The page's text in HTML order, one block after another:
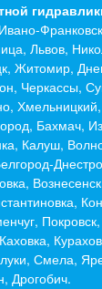
Львов,
Житомир,
Черкассы,
Бахмач,
Калуш,
Смела,
Дрогобич.